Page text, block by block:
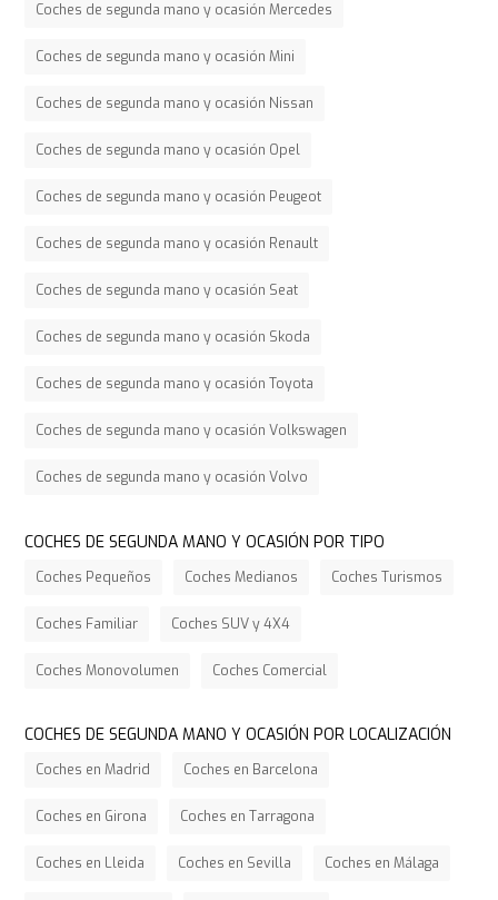
Coches de segunda mano y ocasión Mercedes
Coches de segunda mano y ocasión Mini
Coches de segunda mano y ocasión Nissan
Coches de segunda mano y ocasión Opel
Coches de segunda mano y ocasión Peugeot
Coches de segunda mano y ocasión Renault
Coches de segunda mano y ocasión Seat
Coches de segunda mano y ocasión Skoda
Coches de segunda mano y ocasión Toyota
Coches de segunda mano y ocasión Volkswagen
Coches de segunda mano y ocasión Volvo
COCHES DE SEGUNDA MANO Y OCASIÓN POR TIPO
Coches Pequeños Coches Medianos Coches Turismos
Coches Familiar Coches SUV y 4X4
Coches Monovolumen Coches Comercial
COCHES DE SEGUNDA MANO Y OCASIÓN POR LOCALIZACIÓN
Coches en Madrid Coches en Barcelona
Coches en Girona Coches en Tarragona
Coches en Lleida Coches en Sevilla Coches en Málaga